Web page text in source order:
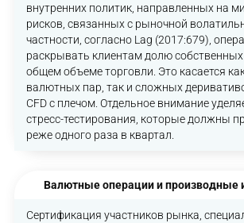
внутренних политик, направленных на
рисков, связанных с рыночной
частности, согласно Lag (2017:679),
раскрывать клиентам долю
общем объеме торговли. Это касается
валютных пар, так и сложных
CFD с плечом. Отдельное внимание
стресс-тестирования, которые должны
реже одного раза в квартал.
Валютные операции и производные
Сертификация участников рынка,